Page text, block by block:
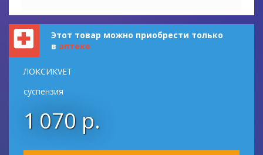
Этот товар можно приобрести только
в аптеке
ЛОКСИКVET
суспензия
1 070 р.